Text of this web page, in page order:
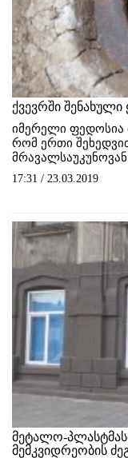
ქვევრში
იმერელი ფედოსია
რომ ერთი
17:31 / 23.03.2019
მეტალო-
მემკვიდრეობის